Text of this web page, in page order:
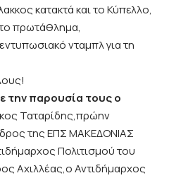
κατακτά και το Κύπελλο,
πρωτάθλημα,
νταμπλ για τη
την παρουσία τους ο
Ταταρίδης,πρώην
της ΕΠΣ ΜΑΚΕΔΟΝΙΑΣ
Πολιτισμού του
Αχιλλέας,ο Αντιδήμαρχος